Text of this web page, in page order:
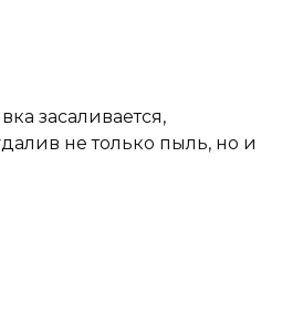
засаливается,
не только пыль, но и